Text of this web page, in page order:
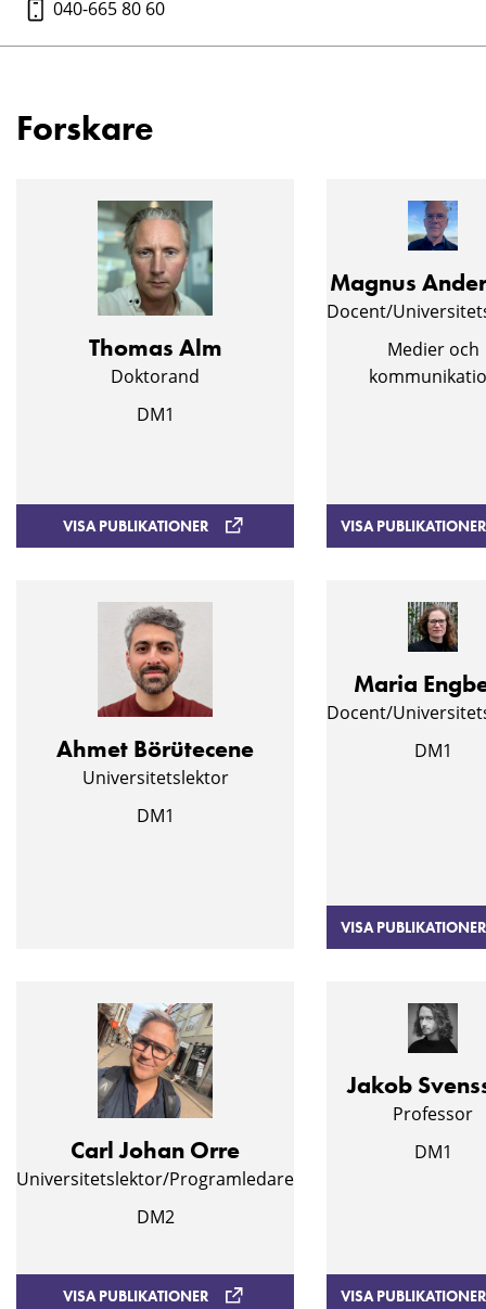
040-665 80 60
Forskare
Thomas Alm
Doktorand
DM1
VISA PUBLIKATIONER
Magnus
Docent/
Medier och
VISA PUBLIKATIONER
Ahmet Börütecene
Universitetslektor
DM1
Maria
Docent/
DM1
VISA PUBLIKATIONER
Carl Johan Orre
Universitetslektor/Programledare
DM2
VISA PUBLIKATIONER
Jakob
Professor
DM1
VISA PUBLIKATIONER